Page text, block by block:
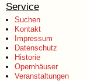
Service
Suchen
Kontakt
Impressum
Datenschutz
Historie
Opernhäuser
Veranstaltungen